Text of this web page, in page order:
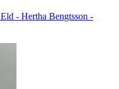
- Hertha Bengtsson -